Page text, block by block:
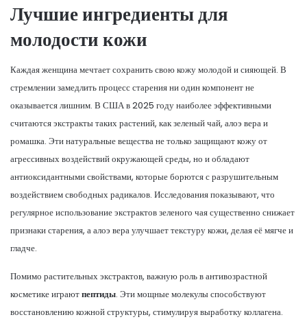
Лучшие ингредиенты для
молодости кожи
Каждая женщина мечтает сохранить свою кожу молодой и сияющей. В
стремлении замедлить процесс старения ни один компонент не
оказывается лишним. В США в 2025 году наиболее эффективными
считаются экстракты таких растений, как зеленый чай, алоэ вера и
ромашка. Эти натуральные вещества не только защищают кожу от
агрессивных воздействий окружающей среды, но и обладают
антиоксидантными свойствами, которые борются с разрушительным
воздействием свободных радикалов. Исследования показывают, что
регулярное использование экстрактов зеленого чая существенно снижает
признаки старения, а алоэ вера улучшает текстуру кожи, делая её мягче и
гладче.
Помимо растительных экстрактов, важную роль в антивозрастной
косметике играютпептиды. Эти мощные молекулы способствуют
восстановлению кожной структуры, стимулируя выработку коллагена.